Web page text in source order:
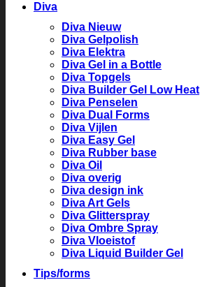
Diva
Diva Nieuw
Diva Gelpolish
Diva Elektra
Diva Gel in a Bottle
Diva Topgels
Diva Builder Gel Low Heat
Diva Penselen
Diva Dual Forms
Diva Vijlen
Diva Easy Gel
Diva Rubber base
Diva Oil
Diva overig
Diva design ink
Diva Art Gels
Diva Glitterspray
Diva Ombre Spray
Diva Vloeistof
Diva Liquid Builder Gel
Tips/forms